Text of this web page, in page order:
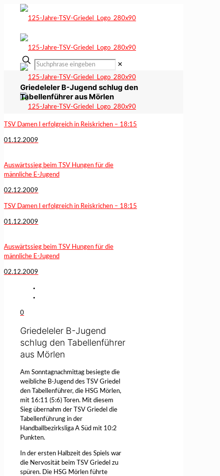
✕
Griedeleler B-Jugend schlug den
Tabellenführer aus Mörlen
TSV Damen I erfolgreich in Reiskrichen – 18:15
01.12.2009
Auswärtssieg beim TSV Hungen für die
männliche E-Jugend
02.12.2009
TSV Damen I erfolgreich in Reiskrichen – 18:15
01.12.2009
Auswärtssieg beim TSV Hungen für die
männliche E-Jugend
02.12.2009
0
Griedeleler B-Jugend
schlug den Tabellenführer
aus Mörlen
Am Sonntagnachmittag besiegte die
weibliche B-Jugend des TSV Griedel
den Tabellenführer, die HSG Mörlen,
mit 16:11 (5:6) Toren. Mit diesem
Sieg übernahm der TSV Griedel die
Tabellenführung in der
Handballbezirksliga A Süd mit 10:2
Punkten.
In der ersten Halbzeit des Spiels war
die Nervosität beim TSV Griedel zu
spüren. Die HSG Mörlen führte